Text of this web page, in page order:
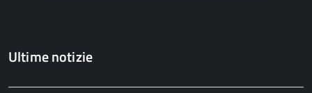
Ultime notizie